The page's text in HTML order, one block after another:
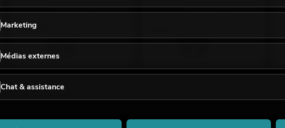
Le stock suffit pour env. 12 semaines.
119,00
Le stock suffit pour env. 12 semaines.
Marketing
Médias externes
Chat & assistance